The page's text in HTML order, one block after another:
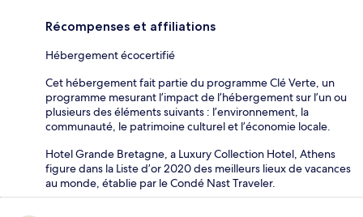
Récompenses et affiliations
Hébergement écocertifié
Cet hébergement fait partie du programme Clé Verte, un
programme mesurant l’impact de l’hébergement sur l’un ou
plusieurs des éléments suivants : l’environnement, la
communauté, le patrimoine culturel et l’économie locale.
Hotel Grande Bretagne, a Luxury Collection Hotel, Athens
figure dans la Liste d’or 2020 des meilleurs lieux de vacances
au monde, établie par le Condé Nast Traveler.